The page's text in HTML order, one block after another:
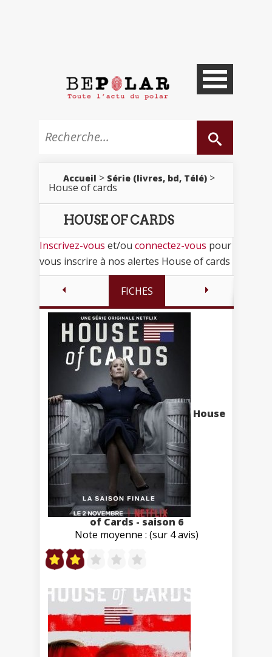
Accueil > Série (livres, bd, Télé) >
House of cards
HOUSE OF CARDS
Inscrivez-vous et/ou connectez-vous pour
vous inscrire à nos alertes House of cards
FICHES
House
of Cards - saison 6
Note moyenne : (sur 4 avis)